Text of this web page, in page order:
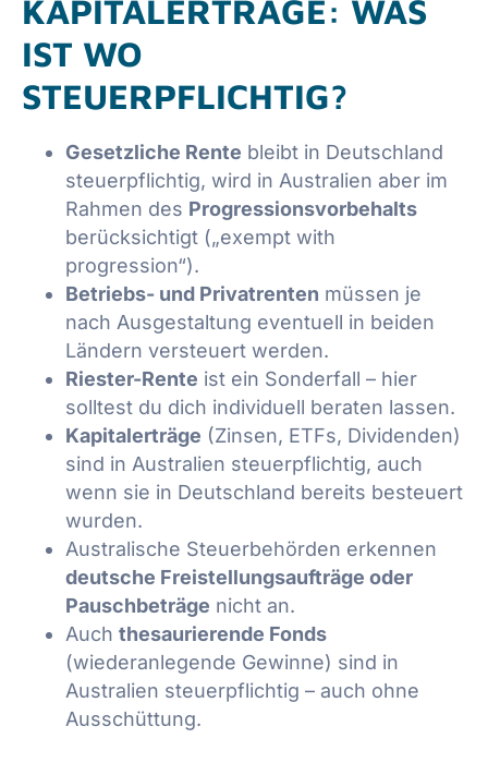
KAPITALERTRÄGE: WAS
IST WO
STEUERPFLICHTIG?
Gesetzliche Rente bleibt in Deutschland
steuerpflichtig, wird in Australien aber im
Rahmen des Progressionsvorbehalts
berücksichtigt („exempt with
progression“).
Betriebs- und Privatrenten müssen je
nach Ausgestaltung eventuell in beiden
Ländern versteuert werden.
Riester-Rente ist ein Sonderfall – hier
solltest du dich individuell beraten lassen.
Kapitalerträge (Zinsen, ETFs, Dividenden)
sind in Australien steuerpflichtig, auch
wenn sie in Deutschland bereits besteuert
wurden.
Australische Steuerbehörden erkennen
deutsche Freistellungsaufträge oder
Pauschbeträge nicht an.
Auch thesaurierende Fonds
(wiederanlegende Gewinne) sind in
Australien steuerpflichtig – auch ohne
Ausschüttung.